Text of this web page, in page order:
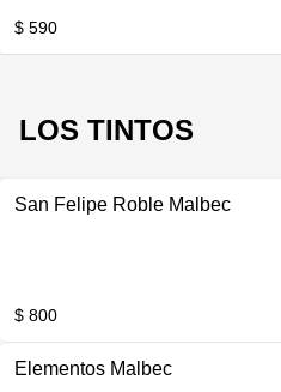
$ 590
LOS TINTOS
San Felipe Roble Malbec
$ 800
Elementos Malbec